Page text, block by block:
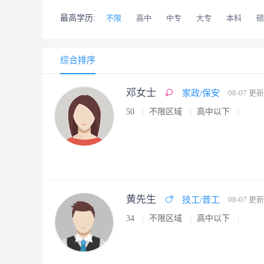
最高学历: 不限 高中 中专 大专 本科
综合排序
邓女士 家政/保安 08-07 更新
50 不限区域 高中以下
黄先生 技工/普工 08-07 更新
34 不限区域 高中以下